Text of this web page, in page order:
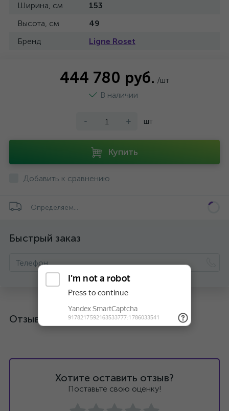
Ширина, см
153
Высота, см
49
Бренд
Ligne Roset
444 780 руб. /шт
В наличии
- + шт
Купить
Добавить к сравнению
Определяем...
Быстрый заказ
Отзывы
Хотите оставить отзыв?
Поставьте свою оценку!